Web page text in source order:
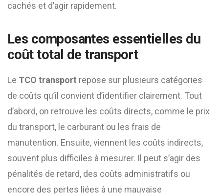
cachés et d’agir rapidement.
Les composantes essentielles du
coût total de transport
Le TCO transport repose sur plusieurs catégories
de coûts qu’il convient d’identifier clairement. Tout
d’abord, on retrouve les coûts directs, comme le prix
du transport, le carburant ou les frais de
manutention. Ensuite, viennent les coûts indirects,
souvent plus difficiles à mesurer. Il peut s’agir des
pénalités de retard, des coûts administratifs ou
encore des pertes liées à une mauvaise